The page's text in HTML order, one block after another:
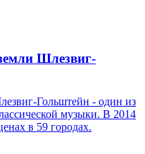
Шлезвиг-
Гольштейн - один из
музыки. В 2014
в 59 городах.